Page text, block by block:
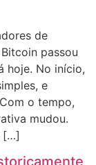
de
passou
hoje. No início,
e
o tempo,
mudou.
[…]